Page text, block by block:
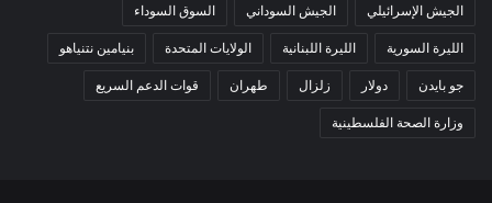
الجيش الإسرائيلي الجيش السوداني السوق السوداء
الليرة السورية الليرة اللبنانية الولايات المتحدة بنيامين نتنياهو
جو بايدن دولار زلزال طهران قوات الدعم السريع
وزارة الصحة الفلسطينية